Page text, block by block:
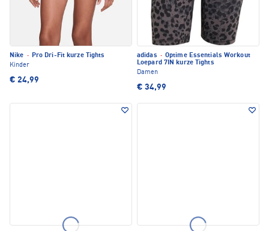
Nike · Pro Dri-Fit kurze Tights
Kinder
€ 24,99
adidas · Optime Essentials Workout
Loepard 7IN kurze Tights
Damen
€ 34,99